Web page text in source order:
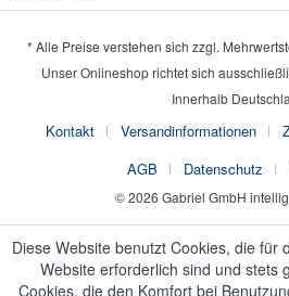
* Alle Preise verstehen sich zzgl.
Unser Onlineshop richtet sich
Innerhalb
Kontakt Versandinformationen
AGB
Datenschutz
© 2026 Gabriel GmbH
Diese Website benutzt Cookies, die für
Website erforderlich sind und stets
Cookies, die den Komfort bei